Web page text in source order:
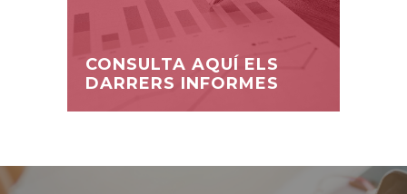
CONSULTA AQUÍ ELS
DARRERS INFORMES